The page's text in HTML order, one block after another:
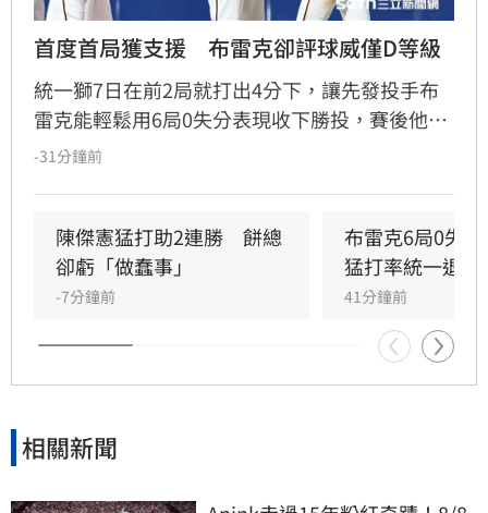
首度首局獲支援　布雷克卻評球威僅D等級
統一獅7日在前2局就打出4分下，讓先發投手布
雷克能輕鬆用6局0失分表現收下勝投，賽後他也
表示今晚投球特別輕鬆，但反而檢討自己的投球
-31分鐘前
陳傑憲猛打助2連勝　餅總
卻虧「做蠢事」
-7分鐘前
布雷克6局0失
猛打率統一退富
41分鐘前
相關新聞